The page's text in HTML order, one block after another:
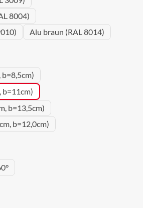
8004)
Alu braun (RAL 8014)
b=8,5cm)
b=11cm)
b=13,5cm)
b=12,0cm)
Gib den gewünschten